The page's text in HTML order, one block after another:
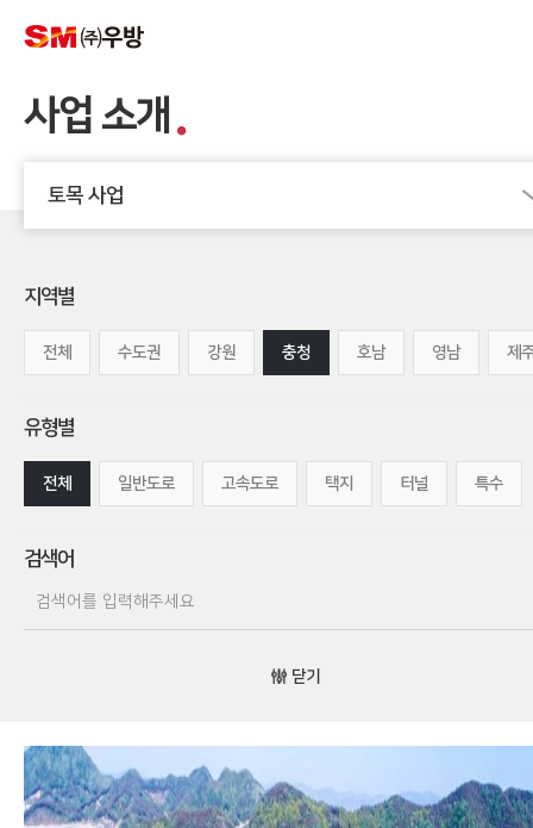
사업 소개
토목 사업
지역별
전체 수도권 강원 충청 호남 영남 제
유형별
전체 일반도로 고속도로 택지 터널 특수
검색어
닫기